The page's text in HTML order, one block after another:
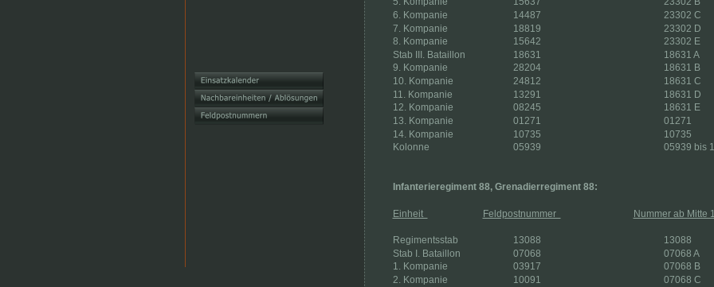
6. Kompanie
14487
23302 C
7. Kompanie
18819
23302 D
8. Kompanie
15642
23302 E
Stab III. Bataillon
18631
18631 A
9. Kompanie
28204
18631 B
10. Kompanie
24812
18631 C
11. Kompanie
13291
18631 D
12. Kompanie
08245
18631 E
13. Kompanie
01271
01271
14. Kompanie
10735
10735
Kolonne
05939 05939 bis
Infanterieregiment 88, Grenadierregiment 88:
Einheit Feldpostnummer Nummer ab Mitte
Regimentsstab 13088
13088
Stab I. Bataillon
07068
07068 A
1. Kompanie
03917
07068 B
2. Kompanie
10091
07068 C